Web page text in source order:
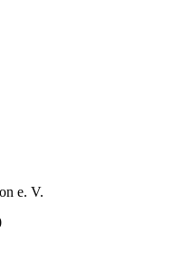
e. V.